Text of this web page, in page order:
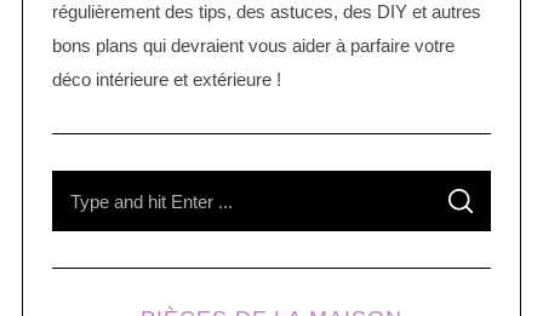
régulièrement des tips, des astuces, des DIY et autres
bons plans qui devraient vous aider à parfaire votre
déco intérieure et extérieure !
S
A
C